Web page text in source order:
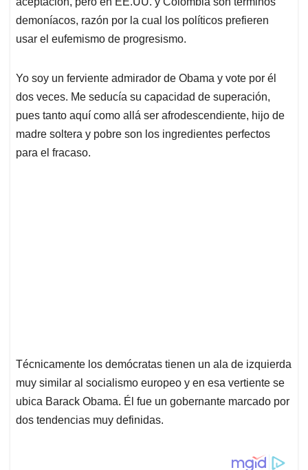
A
p
p
o
o
k
d
I
n
d
s
demoníacos, razón por la cual los políticos prefieren
usar el eufemismo de progresismo.
Yo soy un ferviente admirador de Obama y vote por él
dos veces. Me seducía su capacidad de superación,
pues tanto aquí como allá ser afrodescendiente, hijo de
madre soltera y pobre son los ingredientes perfectos
para el fracaso.
Técnicamente los demócratas tienen un ala de izquierda
muy similar al socialismo europeo y en esa vertiente se
ubica Barack Obama. Él fue un gobernante marcado por
dos tendencias muy definidas.